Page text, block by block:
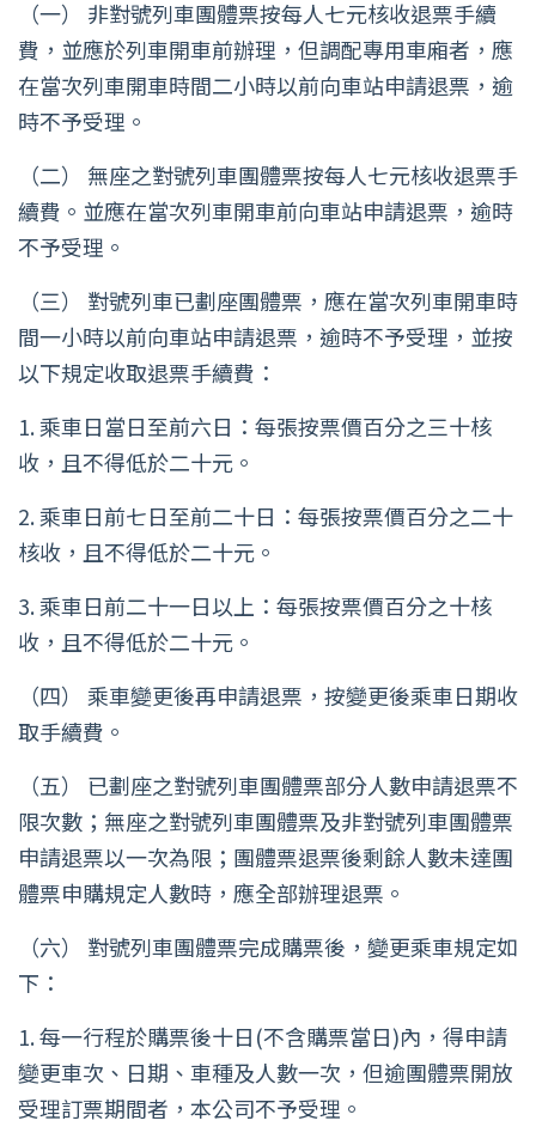
（一） 非對號列車團體票按每人七元核收退票手續
費，並應於列車開車前辦理，但調配專用車廂者，應
在當次列車開車時間二小時以前向車站申請退票，逾
時不予受理。
（二） 無座之對號列車團體票按每人七元核收退票手
續費。並應在當次列車開車前向車站申請退票，逾時
不予受理。
（三） 對號列車已劃座團體票，應在當次列車開車時
間一小時以前向車站申請退票，逾時不予受理，並按
以下規定收取退票手續費：
1. 乘車日當日至前六日：每張按票價百分之三十核
收，且不得低於二十元。
2. 乘車日前七日至前二十日：每張按票價百分之二十
核收，且不得低於二十元。
3. 乘車日前二十一日以上：每張按票價百分之十核
收，且不得低於二十元。
（四） 乘車變更後再申請退票，按變更後乘車日期收
取手續費。
（五） 已劃座之對號列車團體票部分人數申請退票不
限次數；無座之對號列車團體票及非對號列車團體票
申請退票以一次為限；團體票退票後剩餘人數未達團
體票申購規定人數時，應全部辦理退票。
（六） 對號列車團體票完成購票後，變更乘車規定如
下：
1. 每一行程於購票後十日(不含購票當日)內，得申請
變更車次、日期、車種及人數一次，但逾團體票開放
受理訂票期間者，本公司不予受理。